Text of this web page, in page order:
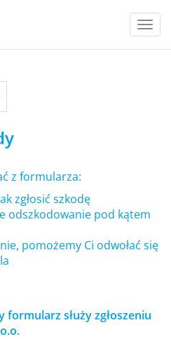
z formularza:
zgłosić szkodę
odszkodowanie pod kątem
pomożemy Ci odwołać się
służy zgłoszeniu